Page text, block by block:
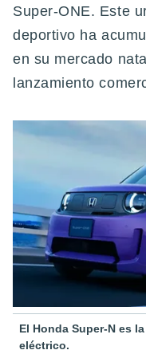
Super-ONE. Este
deportivo ha
en su mercado
lanzamiento
El Honda Super-N es
eléctrico.